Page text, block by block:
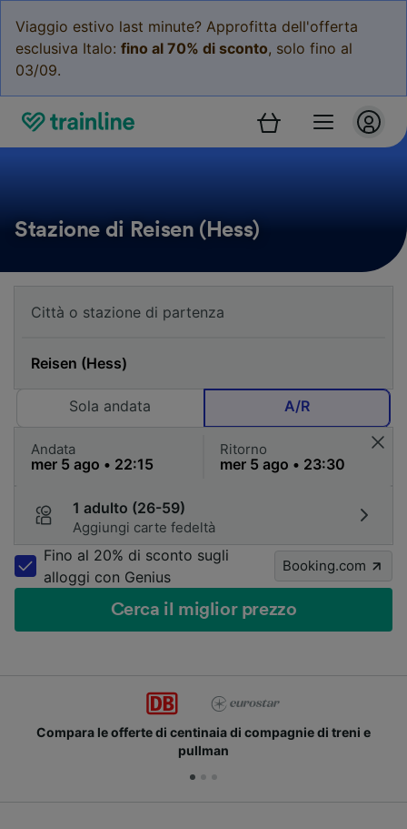
Viaggio estivo last minute? Approfitta dell'offerta
esclusiva Italo: fino al 70% di sconto, solo fino al
03/09.
Stazione di Reisen (Hess)
Sola andata A/R
Andata Ritorno
1 adulto (26-59)
Aggiungi carte fedeltà
Fino al 20% di sconto sugli
alloggi con Genius
Booking.com
Cerca il miglior prezzo
Compara le offerte di centinaia di compagnie di treni e
pullman